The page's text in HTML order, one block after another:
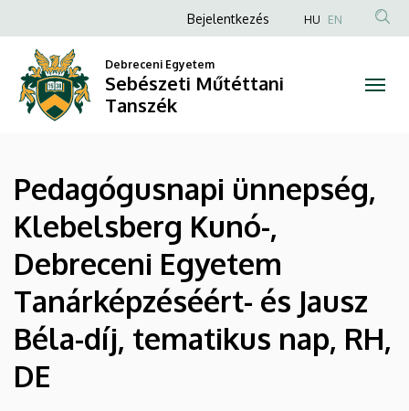
Sebészeti
Műtéttani
Tanszék
a
tartalomra
Anonim
fiók
menüje
Bejelentkezés HU EN
Debreceni Egyetem
Sebészeti Műtéttani
Tanszék
Pedagógusnapi ünnepség,
Klebelsberg Kunó-,
Debreceni Egyetem
Tanárképzéséért- és Jausz
Béla-díj, tematikus nap, RH,
DE